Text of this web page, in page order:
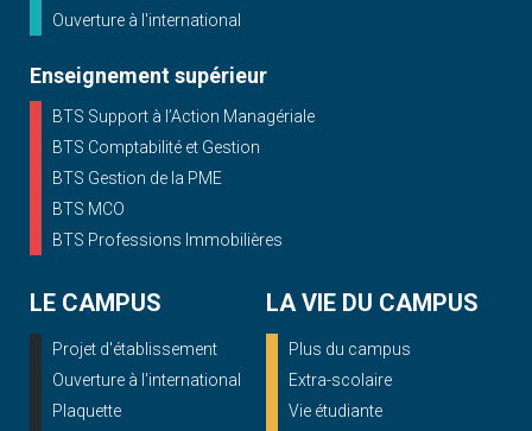
Ouverture à l'international
Enseignement supérieur
BTS Support à l’Action Managériale
BTS Comptabilité et Gestion
BTS Gestion de la PME
BTS MCO
BTS Professions Immobilières
LE CAMPUS
Projet d'établissement
Ouverture à l'international
Plaquette
LA VIE DU CAMPUS
Plus du campus
Extra-scolaire
Vie étudiante